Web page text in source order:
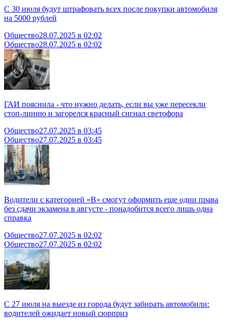
С 30 июля будут штрафовать всех после покупки автомобиля
на 5000 рублей
Общество28.07.2025 в 02:02
Общество28.07.2025 в 02:02
ГАИ пояснила - что нужно делать, если вы уже пересекли
стоп-линию и загорелся красный сигнал светофора
Общество27.07.2025 в 03:45
Общество27.07.2025 в 03:45
Водители с категорией «В» смогут оформить еще одни права
без сдачи экзамена в августе - понадобится всего лишь одна
справка
Общество27.07.2025 в 02:02
Общество27.07.2025 в 02:02
С 27 июля на выезде из города будут забирать автомобили:
водителей ожидает новый сюрприз